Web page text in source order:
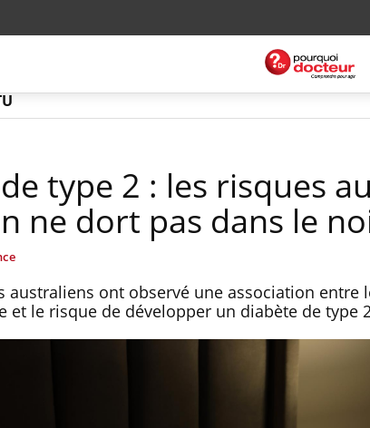
type 2 : les risques
ne dort pas dans le
australiens ont observé une association entre
et le risque de développer un diabète de type